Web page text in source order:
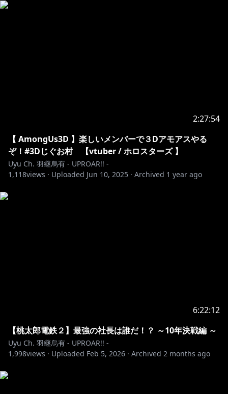
2:27:54
【 AmongUs3D 】楽しいメンバーで３Dアモアスやる
ぞ！#3Dじぐお村 【vtuber / ホロスターズ 】
Uyu Ch. 羽継烏有 - UPROAR!! -
1,118views · Uploaded Jun 10, 2025 · Archived 1 year ago
6:22:12
【桃太郎電鉄２】最強の社長は誰だ！？ ～10年決戦編 ～
Uyu Ch. 羽継烏有 - UPROAR!! -
1,998views · Uploaded Feb 5, 2026 · Archived 2 months ago